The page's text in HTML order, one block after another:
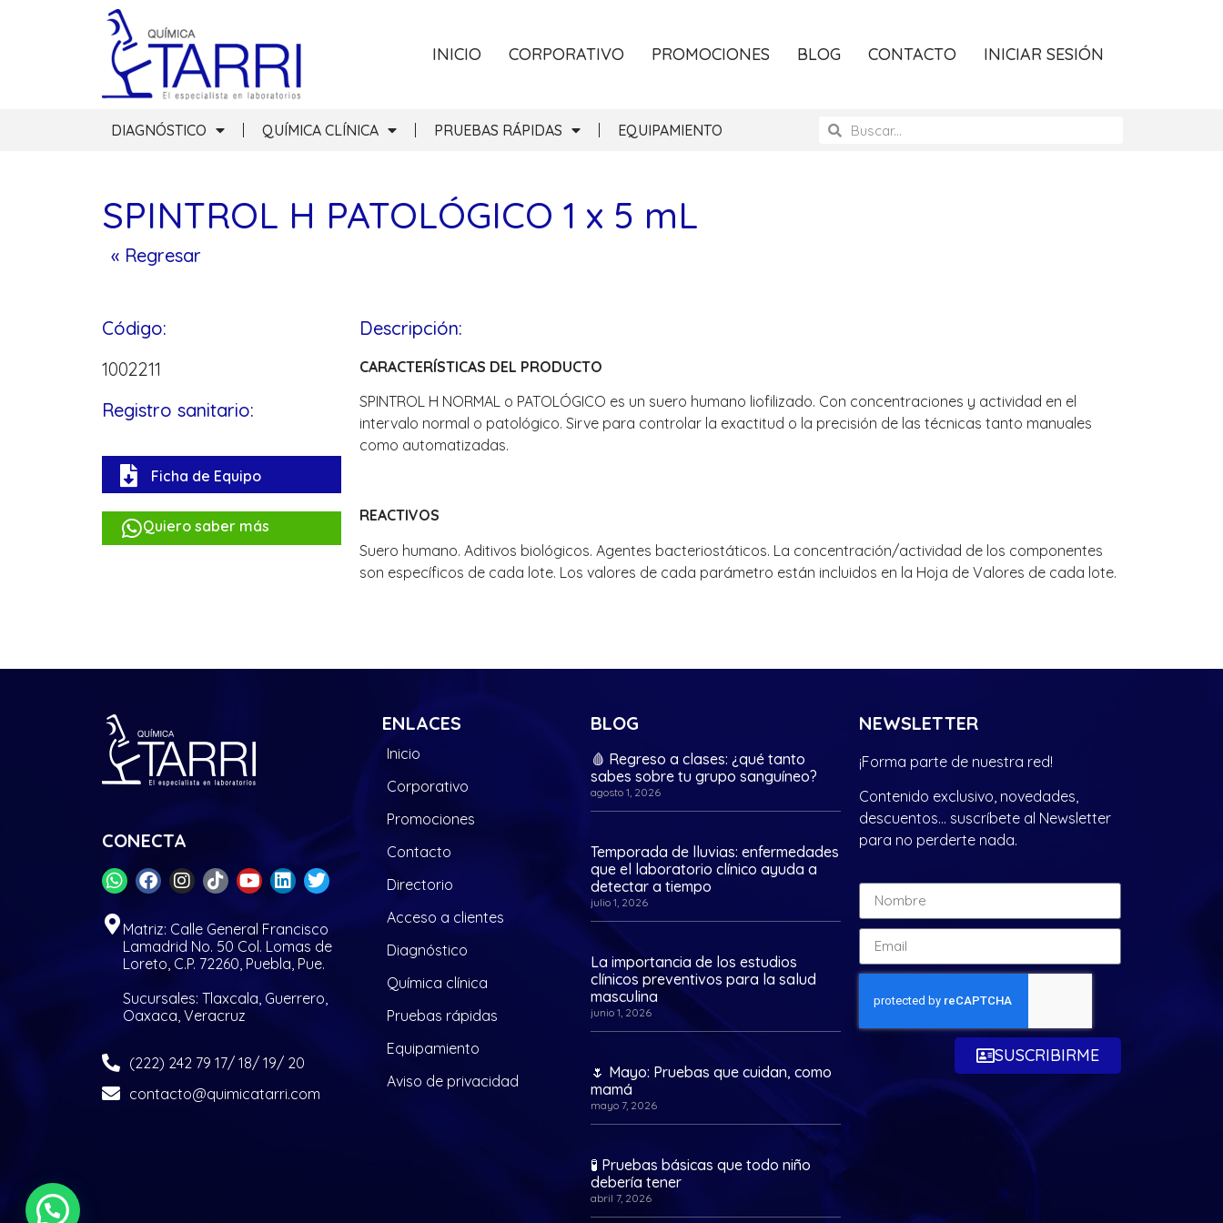
INICIO CORPORATIVO PROMOCIONES BLOG CONTACTO INICIAR SESIÓN
DIAGNÓSTICO QUÍMICA CLÍNICA PRUEBAS RÁPIDAS EQUIPAMIENTO
SPINTROL H PATOLÓGICO 1 x 5 mL
« Regresar
Código:
1002211
Registro sanitario:
Ficha de Equipo
Quiero saber más
Descripción:
CARACTERÍSTICAS DEL PRODUCTO
SPINTROL H NORMAL o PATOLÓGICO es un suero humano liofilizado. Con concentraciones y actividad en el
intervalo normal o patológico. Sirve para controlar la exactitud o la precisión de las técnicas tanto manuales
como automatizadas.
REACTIVOS
Suero humano. Aditivos biológicos. Agentes bacteriostáticos. La concentración/actividad de los componentes
son específicos de cada lote. Los valores de cada parámetro están incluidos en la Hoja de Valores de cada lote.
CONECTA
Matriz: Calle General Francisco
Lamadrid No. 50 Col. Lomas de
Loreto, C.P. 72260, Puebla, Pue.
Sucursales: Tlaxcala, Guerrero,
Oaxaca, Veracruz
(222) 242 79 17/ 18/ 19/ 20
contacto@quimicatarri.com
ENLACES
Inicio
Corporativo
Promociones
Contacto
Directorio
Acceso a clientes
Diagnóstico
Química clínica
Pruebas rápidas
Equipamiento
Aviso de privacidad
BLOG
🩸 Regreso a clases: ¿qué tanto
sabes sobre tu grupo sanguíneo?
agosto 1, 2026
Temporada de lluvias: enfermedades
que el laboratorio clínico ayuda a
detectar a tiempo
julio 1, 2026
La importancia de los estudios
clínicos preventivos para la salud
masculina
junio 1, 2026
🌷 Mayo: Pruebas que cuidan, como
mamá
mayo 7, 2026
🧪 Pruebas básicas que todo niño
debería tener
abril 7, 2026
NEWSLETTER
¡Forma parte de nuestra red!
Contenido exclusivo, novedades,
descuentos… suscríbete al Newsletter
para no perderte nada.
SUSCRIBIRME